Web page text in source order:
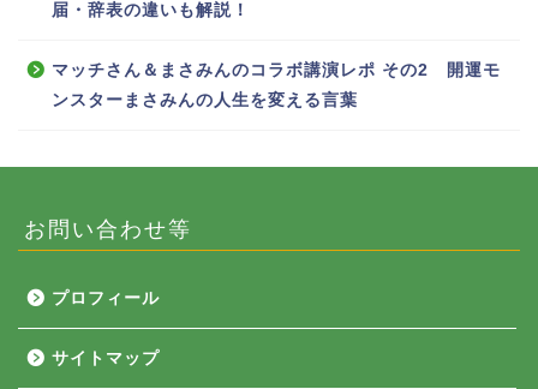
届・辞表の違いも解説！
マッチさん＆まさみんのコラボ講演レポ その2 開運モ
ンスターまさみんの人生を変える言葉
お問い合わせ等
プロフィール
サイトマップ